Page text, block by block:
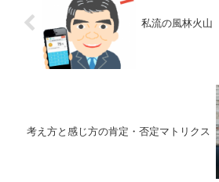
私流の風林火山
考え方と感じ方の肯定・否定マトリクス